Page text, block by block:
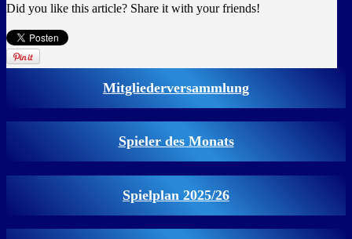
Did you like this article? Share it with your friends!
Mitgliederversammlung
Spieler des Monats
Spielplan 2025/26